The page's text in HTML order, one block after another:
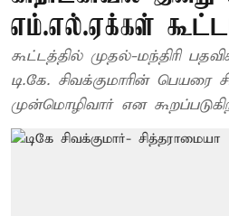
எம்.எல்.ஏக்கள்
கூட்டத்தில் முதல்-மந்திரி
டி.கே. சிவக்குமாரின் பெயரை
முன்மொழிவார் என